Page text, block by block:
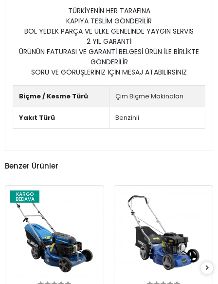
TÜRKİYENİN HER TARAFINA
KAPIYA TESLİM GÖNDERİLİR
BOL YEDEK PARÇA VE ÜLKE GENELİNDE YAYGIN SERVİS
2 YIL GARANTİ
ÜRÜNÜN FATURASI VE GARANTİ BELGESİ ÜRÜN İLE BİRLİKTE
GÖNDERİLİR
SORU VE GÖRÜŞLERİNİZ İÇİN MESAJ ATABİLİRSİNİZ
Biçme / Kesme Türü Çim Biçme Makinaları
Yakıt Türü Benzinli
Benzer Ürünler
KARGO
BEDAVA